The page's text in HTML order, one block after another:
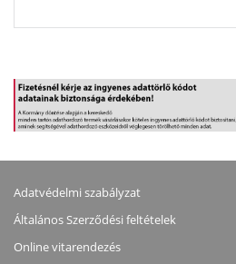
Adatvédelmi szabályzat
Általános Szerződési feltételek
Online vitarendezés